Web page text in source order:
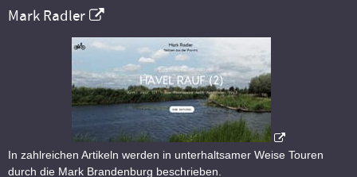
Mark Radler
In zahlreichen Artikeln werden in unterhaltsamer Weise Touren
durch die Mark Brandenburg beschrieben.